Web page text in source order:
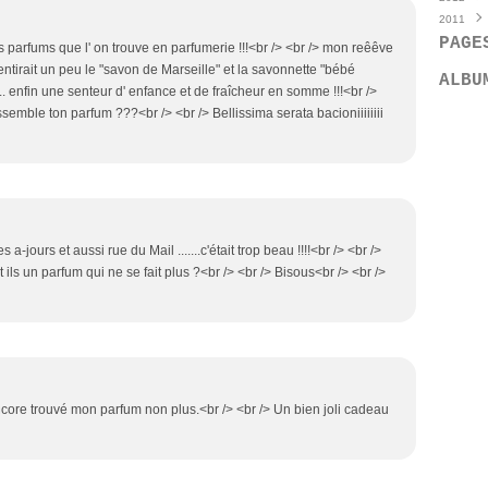
que l' on trouve en parfumerie !!!<br /> <br /> mon reêêve
un peu le "savon de Marseille" et la savonnette "bébé
enfin une senteur d' enfance et de fraîcheur en somme !!!<br />
ton parfum ???<br /> <br /> Bellissima serata bacioniiiiiiii
a-jours et aussi rue du Mail .......c'était trop beau !!!!<br /> <br />
un parfum qui ne se fait plus ?<br /> <br /> Bisous<br /> <br />
trouvé mon parfum non plus.<br /> <br /> Un bien joli cadeau
Avril
Mars
Juin
2011